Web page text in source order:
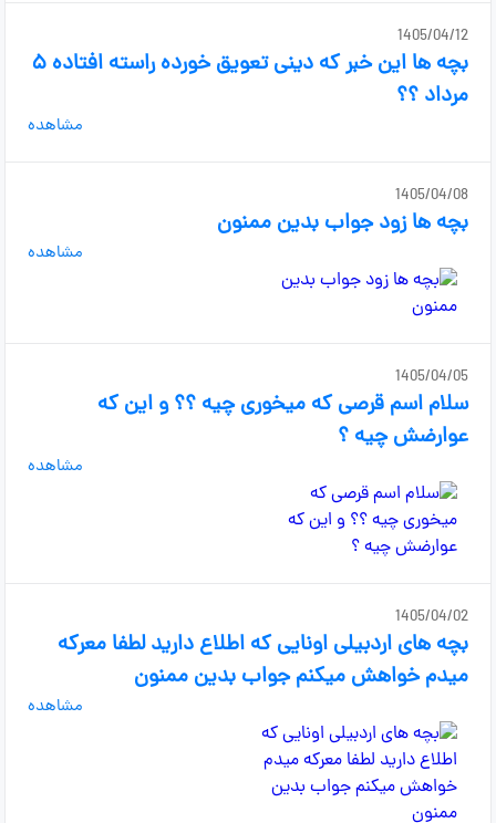
1405/04/12
بچه ها این خبر که دینی تعویق خورده راسته افتاده ۵
مرداد ؟؟
مشاهده
1405/04/08
بچه ها زود جواب بدین ممنون
مشاهده
1405/04/05
سلام اسم قرصی که میخوری چیه ؟؟ و این که
عوارضش چیه ؟
مشاهده
1405/04/02
بچه های اردبیلی اونایی که اطلاع دارید لطفا معرکه
میدم خواهش میکنم جواب بدین ممنون
مشاهده